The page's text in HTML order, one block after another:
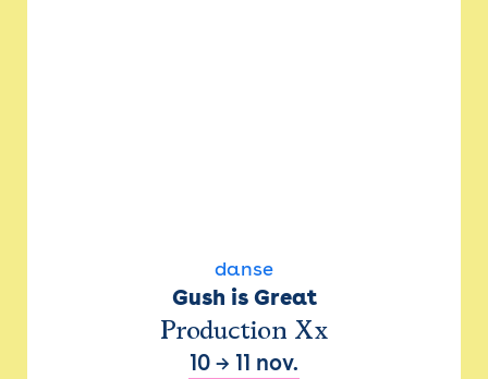
danse
Gush is Great
Production Xx
10 → 11 nov.